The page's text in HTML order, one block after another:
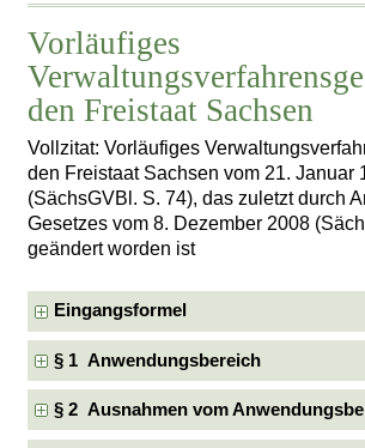
Vorläufiges
den Freistaat Sachsen
Vollzitat: Vorläufiges
den Freistaat Sachsen vom 21. Januar
(SächsGVBl. S. 74), das zuletzt durch
Gesetzes vom 8. Dezember 2008
geändert worden ist
Eingangsformel
§ 1 Anwendungsbereich
§ 2 Ausnahmen vom